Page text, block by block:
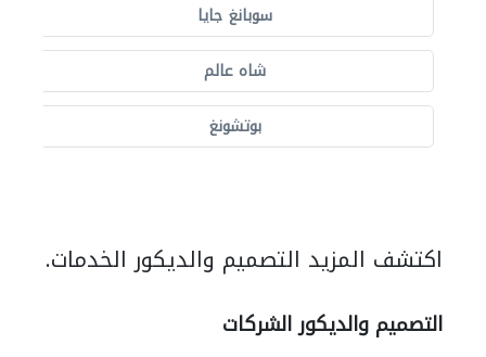
سوبانغ جايا
شاه عالم
بوتشونغ
اكتشف المزيد التصميم والديكور الخدمات.
التصميم والديكور الشركات